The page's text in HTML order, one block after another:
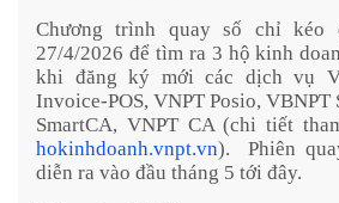
Chương trình quay số chỉ kéo
27/4/2026 để tìm ra 3 hộ kinh
khi đăng ký mới các dịch vụ
Invoice-POS, VNPT Posio, VBNPT
SmartCA, VNPT CA(chi tiết
hokinhdoanh.vnpt.vn). Phiên
diễn ra vào đầu tháng 5 tới đây.